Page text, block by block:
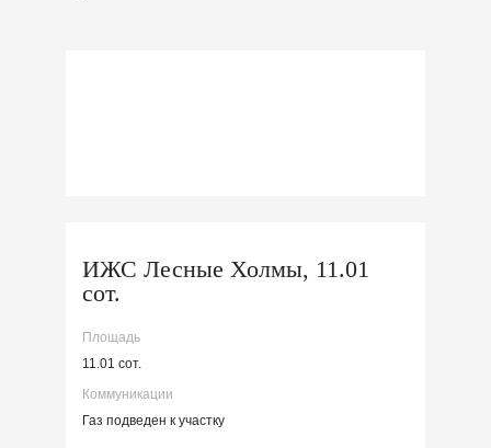
ИЖС Лесные Холмы, 11.01
сот.
Площадь
11.01 сот.
Коммуникации
Газ подведен к участку